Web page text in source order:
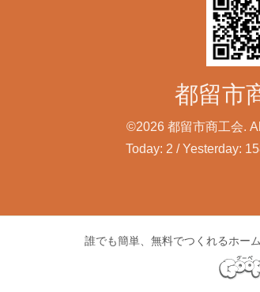
都留市
©2026 都留市商工会.
Today: 2 / Yesterday:
誰でも簡単、無料でつくれるホー